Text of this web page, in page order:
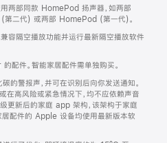
两部同款 HomePod 扬声器，如两部
二代) 或两部 HomePod (第一代)。
容隔空播放功能并运行最新隔空播放软件
件。智能家居配件需单独购买。
的警报声，并可在识别后向你发送通知。
在高风险或紧急情况下，均不应依赖声音
更新后的家庭 app 架构，该架构于家庭
配件的 Apple 设备均使用最新版本软